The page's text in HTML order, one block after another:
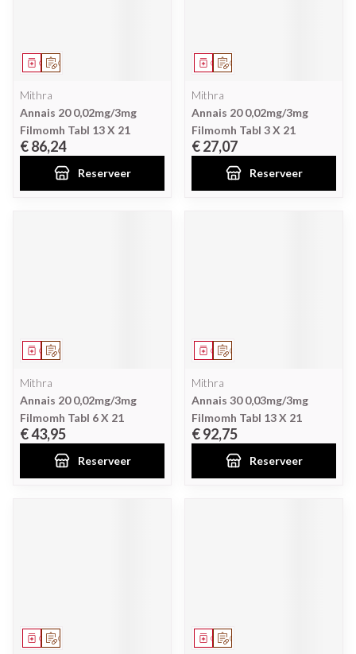
Op voorschrift
Geneesmiddel
Mithra
Annais 20 0,02mg/3mg
Filmomh Tabl 13 X 21
€ 86,24
Reserveer
Op voorschrift
Geneesmiddel
Mithra
Annais 20 0,02mg/3mg
Filmomh Tabl 3 X 21
€ 27,07
Reserveer
Op voorschrift
Geneesmiddel
Mithra
Annais 20 0,02mg/3mg
Filmomh Tabl 6 X 21
€ 43,95
Reserveer
Op voorschrift
Geneesmiddel
Mithra
Annais 30 0,03mg/3mg
Filmomh Tabl 13 X 21
€ 92,75
Reserveer
Op voorschrift
Geneesmiddel Op voorschrift
Geneesmiddel